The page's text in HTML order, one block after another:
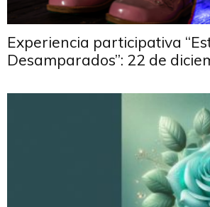
Experiencia participativa
Desamparados”: 22 de